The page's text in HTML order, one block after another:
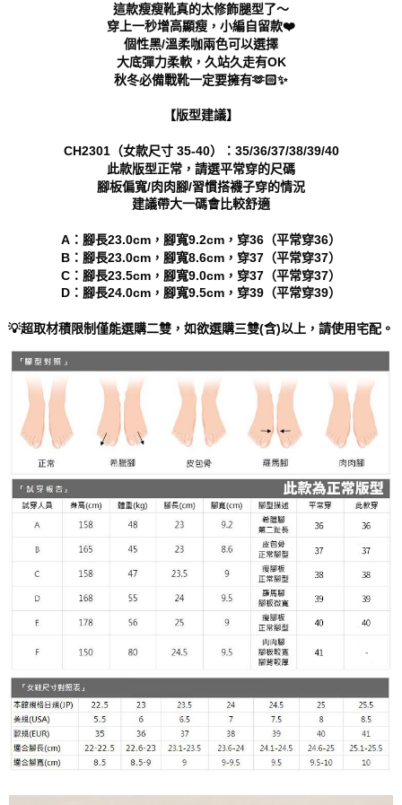
「AFTEE先享後付」，若未經同意申辦者引起之損失，本公司不負相關責
４．使用「AFTEE先享後付」時，將依據個別帳號之用戶狀況，依本公司即
時審查核予不同之上限額度；若仍有額度不足之情形，本公司將視審查結果
請求用戶進行身份認證。
５．嚴禁一人註冊多個帳號或使用他人資訊註冊。若發現惡意使用之情形，
這款瘦瘦靴真的太修飾腿型了～
穿上一秒增高顯瘦，小編自留款❤️
個性黑/溫柔咖兩色可以選擇
大底彈力柔軟，久站久走有OK
秋冬必備戰靴一定要擁有🫶🏻✨
【版型建議】
CH2301（女款尺寸 35-40）：35/36/37/38/39/40
此款版型正常，請選平常穿的尺碼
腳板偏寬/肉肉腳/習慣搭襪子穿的情況
建議帶大一碼會比較舒適
A：腳長23.0cm，腳寬9.2cm，穿36（平常穿36）
B：腳長23.0cm，腳寬8.6cm，穿37（平常穿37）
C：腳長23.5cm，腳寬9.0cm，穿37（平常穿37）
D：腳長24.0cm，腳寬9.5cm，穿39（平常穿39）
💡超取材積限制僅能選購二雙，如欲選購三雙(含)以上，請使用宅配。